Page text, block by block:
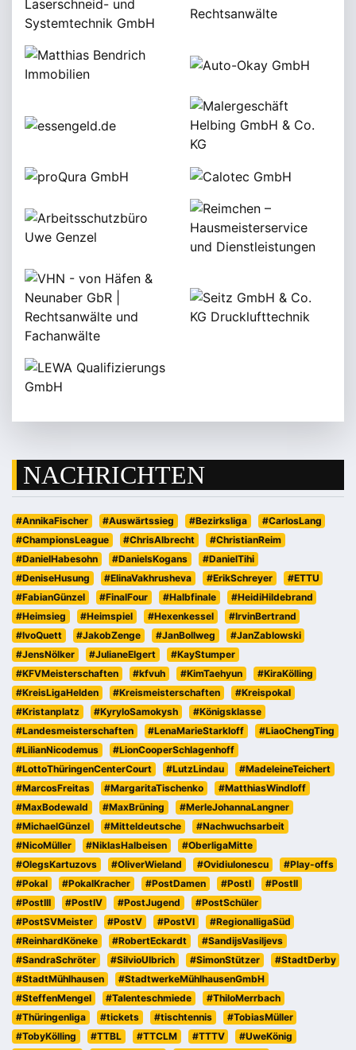
NACHRICHTEN
#AnnikaFischer #Auswärtssieg #Bezirksliga
#CarlosLang
#ChampionsLeague
#ChrisAlbrecht
#ChristianReim
#DanielHabesohn
#DanielsKogans
#DanielTihi
#DeniseHusung
#ElinaVakhrusheva #ErikSchreyer
#ETTU
#FabianGünzel
#FinalFour #Halbfinale
#HeidiHildebrand
#Heimsieg
#Heimspiel #Hexenkessel
#IrvinBertrand
#IvoQuett
#JakobZenge #JanBollweg
#JanZablowski
#JensNölker
#JulianeElgert
#KayStumper
#KFVMeisterschaften
#kfvuh #KimTaehyun
#KiraKölling
#KreisLigaHelden
#Kreismeisterschaften
#Kreispokal
#Kristanplatz
#KyryloSamokysh
#Königsklasse
#Landesmeisterschaften
#LenaMarieStarkloff
#LiaoChengTing
#LilianNicodemus
#LionCooperSchlagenhoff
#LottoThüringenCenterCourt
#LutzLindau
#MadeleineTeichert
#MarcosFreitas
#MargaritaTischenko
#MatthiasWindloff
#MaxBodewald
#MaxBrüning
#MerleJohannaLangner
#MichaelGünzel
#Mitteldeutsche
#Nachwuchsarbeit
#NicoMüller
#NiklasHalbeisen
#OberligaMitte
#OlegsKartuzovs
#OliverWieland #OvidiuIonescu
#Play-offs
#Pokal
#PokalKracher #PostDamen #PostI
#PostII
#PostIII
#PostIV #PostJugend
#PostSchüler
#PostSVMeister
#PostV #PostVI
#RegionalligaSüd
#ReinhardKöneke
#RobertEckardt
#SandijsVasiljevs
#SandraSchröter
#SilvioUlbrich #SimonStützer
#StadtDerby
#StadtMühlhausen
#StadtwerkeMühlhausenGmbH
#SteffenMengel
#Talenteschmiede
#ThiloMerrbach
#Thüringenliga
#tickets #tischtennis
#TobiasMüller
#TobyKölling
#TTBL #TTCLM #TTTV
#UweKönig